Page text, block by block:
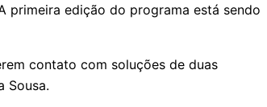
primeira edição do programa está sendo
contato com soluções de duas
Sousa.